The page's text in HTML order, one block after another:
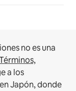
no es una
a los
Japón, donde